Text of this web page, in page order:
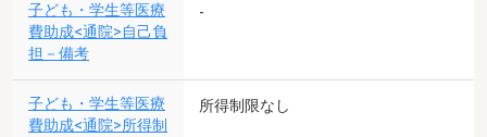
子ども・学生等医療
費助成<通院>自己負
担－備考
-
子ども・学生等医療
費助成<通院>所得制
所得制限なし